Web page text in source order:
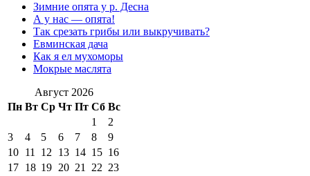
Зимние опята у р. Десна
А у нас — опята!
Так срезать грибы или выкручивать?
Евминская дача
Как я ел мухоморы
Мокрые маслята
Август 2026
Пн Вт Ср Чт Пт Сб Вс
1
2
3
4 5 6 7 8
9
10 11 12 13 14 15 16
17 18 19 20 21 22 23